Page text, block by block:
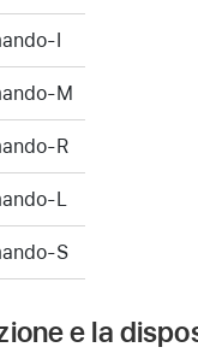
I
M
R
L
S
e la